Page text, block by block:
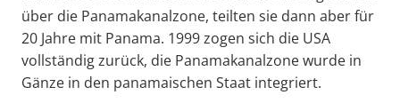
über die Panamakanalzone, teilten sie dann aber für
20 Jahre mit Panama. 1999 zogen sich die USA
vollständig zurück, die Panamakanalzone wurde in
Gänze in den panamaischen Staat integriert.